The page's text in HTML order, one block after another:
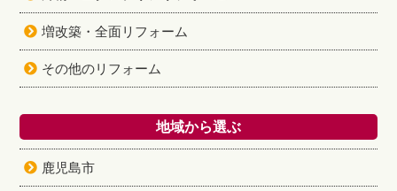
増改築・全面リフォーム
その他のリフォーム
地域から選ぶ
鹿児島市